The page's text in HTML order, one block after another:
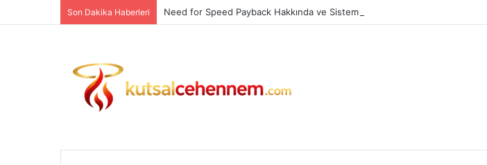
Son Dakika Haberleri Need for Speed Payback Hakkında ve Sistem Gereksinimleri PC